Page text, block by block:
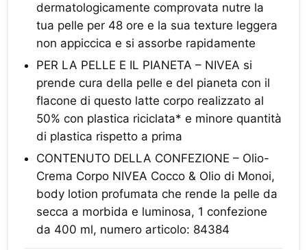
dermatologicamente comprovata nutre la
tua pelle per 48 ore e la sua texture leggera
non appiccica e si assorbe rapidamente
PER LA PELLE E IL PIANETA – NIVEA si
prende cura della pelle e del pianeta con il
flacone di questo latte corpo realizzato al
50% con plastica riciclata* e minore quantità
di plastica rispetto a prima
CONTENUTO DELLA CONFEZIONE – Olio-
Crema Corpo NIVEA Cocco & Olio di Monoi,
body lotion profumata che rende la pelle da
secca a morbida e luminosa, 1 confezione
da 400 ml, numero articolo: 84384